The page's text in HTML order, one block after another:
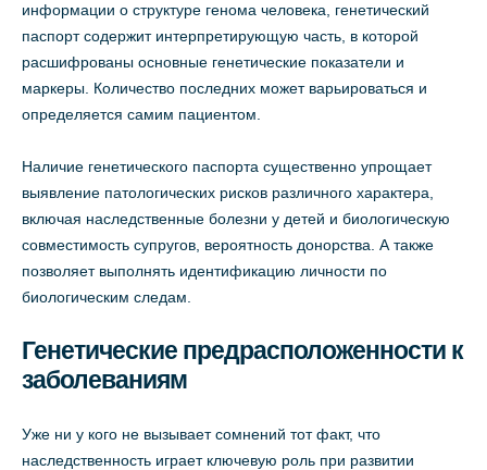
информации о структуре генома человека, генетический
паспорт содержит интерпретирующую часть, в которой
расшифрованы основные генетические показатели и
маркеры. Количество последних может варьироваться и
определяется самим пациентом.
Наличие генетического паспорта существенно упрощает
выявление патологических рисков различного характера,
включая наследственные болезни у детей и биологическую
совместимость супругов, вероятность донорства. А также
позволяет выполнять идентификацию личности по
биологическим следам.
Генетические предрасположенности к
заболеваниям
Уже ни у кого не вызывает сомнений тот факт, что
наследственность играет ключевую роль при развитии